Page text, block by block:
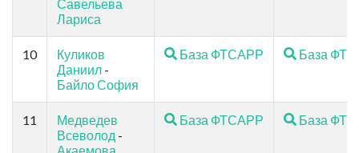
Савельева
Лариса
10
Куликов
Даниил -
Байло София
База ФТСАРР База
11
Медведев
Всеволод -
База ФТСАРР База